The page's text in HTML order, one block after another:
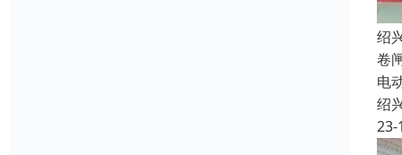
绍
卷
电
绍
23-